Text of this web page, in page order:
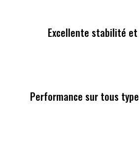
Excellente stabilité
Performance sur tous